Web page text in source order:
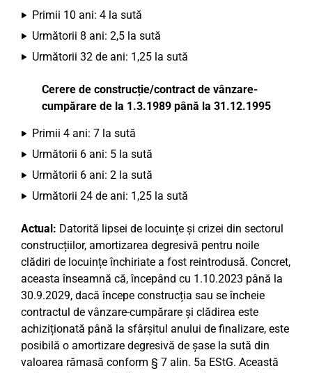
Primii 10 ani: 4 la sută
Următorii 8 ani: 2,5 la sută
Următorii 32 de ani: 1,25 la sută
Cerere de construcție/contract de vânzare-
cumpărare de la 1.3.1989 până la 31.12.1995
Primii 4 ani: 7 la sută
Următorii 6 ani: 5 la sută
Următorii 6 ani: 2 la sută
Următorii 24 de ani: 1,25 la sută
Actual: Datorită lipsei de locuințe și crizei din sectorul
construcțiilor, amortizarea degresivă pentru noile
clădiri de locuințe închiriate a fost reintrodusă. Concret,
aceasta înseamnă că, începând cu 1.10.2023 până la
30.9.2029, dacă începe construcția sau se încheie
contractul de vânzare-cumpărare și clădirea este
achiziționată până la sfârșitul anului de finalizare, este
posibilă o amortizare degresivă de șase la sută din
valoarea rămasă conform § 7 alin. 5a EStG. Această